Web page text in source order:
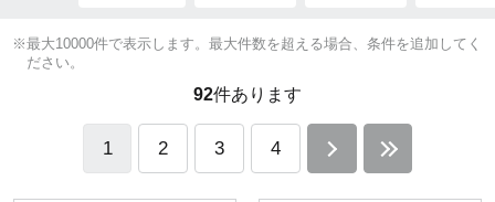
※最大10000件で表示します。最大件数を超える場合、条件を追加してく
ださい。
92件あります
1 2 3 4